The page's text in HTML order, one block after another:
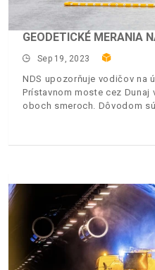
GEODETICKÉ MERANIA
Sep 19, 2023
NDS upozorňuje vodičov na
Prístavnom moste cez Dunaj
oboch smeroch. Dôvodom